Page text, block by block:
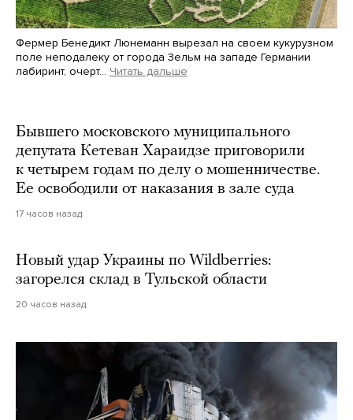
Фермер Бенедикт Люнеманн вырезал на своем кукурузном
поле неподалеку от города Зельм на западе Германии
лабиринт, очерт… Читать дальше
Бывшего московского муниципального
депутата Кетеван Хараидзе приговорили
к четырем годам по делу о мошенничестве.
Ее освободили от наказания в зале суда
17 часов назад
Новый удар Украины по Wildberries:
загорелся склад в Тульской области
20 часов назад